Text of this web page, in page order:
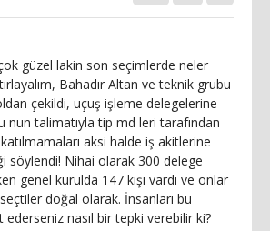
güzel lakin son seçimlerde neler
Bahadır Altan ve teknik grubu
çekildi, uçuş işleme delegelerine
nun talimatıyla tip md leri tarafından
aksi halde iş akitlerine
söylendi! Nihai olarak 300 delege
genel kurulda 147 kişi vardı ve onlar
doğal olarak. İnsanları bu
ederseniz nasıl bir tepki verebilir ki?